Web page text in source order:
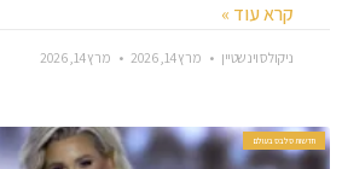
קרא עוד »
ניקולס וינשטיין מרץ 14, 2026 מרץ 14, 2026
חדשות סלבס בעולם